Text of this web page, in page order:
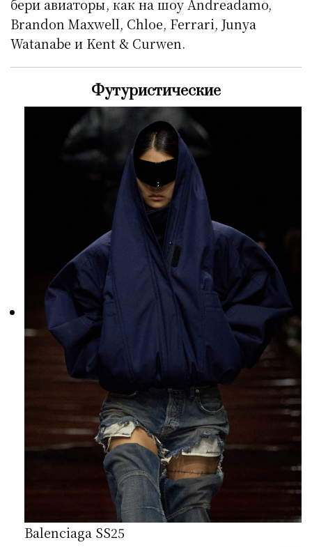
бери авиаторы, как на шоу Andreadamo,
Brandon Maxwell, Chloe, Ferrari, Junya
Watanabe и Kent & Curwen.
Футуристические
Balenciaga SS25